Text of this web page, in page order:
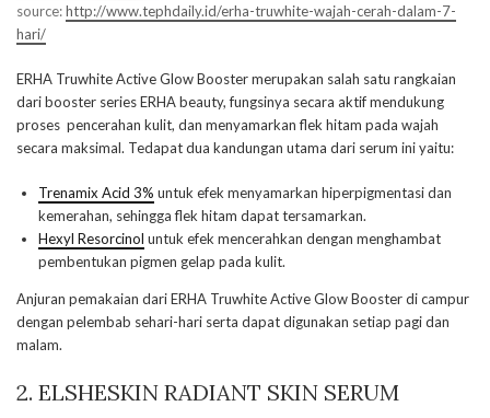
source:http://www.tephdaily.id/erha-truwhite-wajah-cerah-dalam-7-
hari/
ERHA Truwhite Active Glow Booster merupakan salah satu rangkaian
dari booster series ERHA beauty, fungsinya secara aktif mendukung
proses pencerahan kulit, dan menyamarkan flek hitam pada wajah
secara maksimal. Tedapat dua kandungan utama dari serum ini yaitu:
Trenamix Acid 3% untuk efek menyamarkan hiperpigmentasi dan
kemerahan, sehingga flek hitam dapat tersamarkan.
Hexyl Resorcinol untuk efek mencerahkan dengan menghambat
pembentukan pigmen gelap pada kulit.
Anjuran pemakaian dari ERHA Truwhite Active Glow Booster di campur
dengan pelembab sehari-hari serta dapat digunakan setiap pagi dan
malam.
2. ELSHESKIN RADIANT SKIN SERUM